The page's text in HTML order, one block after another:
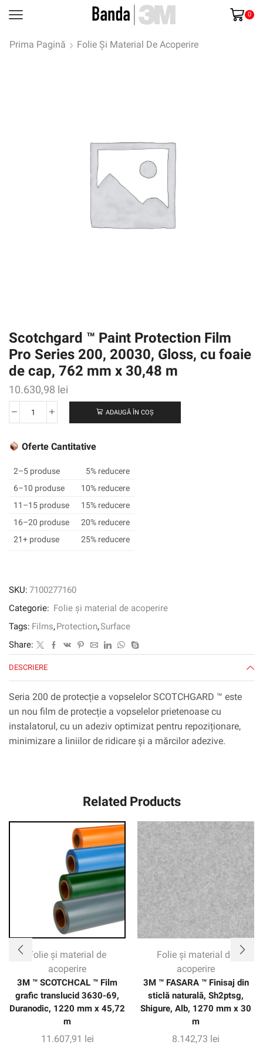
0
Prima Pagină Folie Și Material De Acoperire
Scotchgard ™ Paint Protection Film
Pro Series 200, 20030, Gloss, cu foaie
de cap, 762 mm x 30,48 m
10.630,98 lei
Cantitate
™
Protection
Film
Pro
Series
200,
20030,
de
762
mm
30,48
m
ADAUGĂ ÎN COȘ
Oferte Cantitative
2–5 produse
5% reducere
6–10 produse
10% reducere
11–15 produse
15% reducere
16–20 produse
20% reducere
21+ produse
25% reducere
SKU: 7100277160
Categorie: Folie și material de acoperire
Tags: Films,Protection,Surface
Share:
DESCRIERE
Seria 200 de protecție a vopselelor SCOTCHGARD ™ este
un nou film de protecție a vopselelor prietenoase cu
instalatorul, cu un adeziv optimizat pentru repoziționare,
minimizare a liniilor de ridicare și a mărcilor adezive.
Related Products
Folie și material de
acoperire
3M ™ SCOTCHCAL ™ Film
grafic translucid 3630-69,
Duranodic, 1220 mm x 45,72
m
11.607,91 lei
Folie și material de
acoperire
3M ™ FASARA ™ Finisaj din
sticlă naturală, Sh2ptsg,
Shigure, Alb, 1270 mm x 30
m
8.142,73 lei